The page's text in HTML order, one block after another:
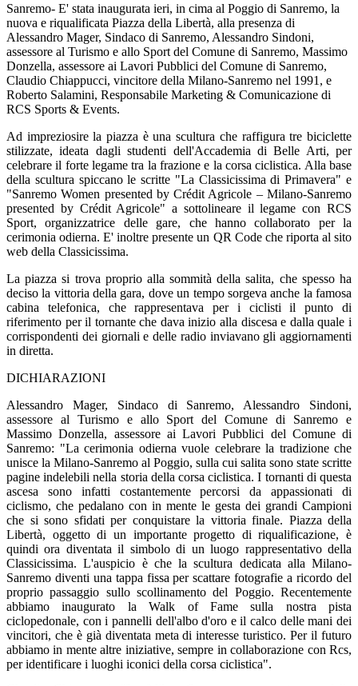
Sanremo- E' stata inaugurata ieri, in cima al Poggio di Sanremo, la
nuova e riqualificata Piazza della Libertà, alla presenza di
Alessandro Mager, Sindaco di Sanremo, Alessandro Sindoni,
assessore al Turismo e allo Sport del Comune di Sanremo, Massimo
Donzella, assessore ai Lavori Pubblici del Comune di Sanremo,
Claudio Chiappucci, vincitore della Milano-Sanremo nel 1991, e
Roberto Salamini, Responsabile Marketing & Comunicazione di
RCS Sports & Events.
Ad impreziosire la piazza è una scultura che raffigura tre biciclette
stilizzate, ideata dagli studenti dell'Accademia di Belle Arti, per
celebrare il forte legame tra la frazione e la corsa ciclistica. Alla base
della scultura spiccano le scritte "La Classicissima di Primavera" e
"Sanremo Women presented by Crédit Agricole – Milano-Sanremo
presented by Crédit Agricole" a sottolineare il legame con RCS
Sport, organizzatrice delle gare, che hanno collaborato per la
cerimonia odierna. E' inoltre presente un QR Code che riporta al sito
web della Classicissima.
La piazza si trova proprio alla sommità della salita, che spesso ha
deciso la vittoria della gara, dove un tempo sorgeva anche la famosa
cabina telefonica, che rappresentava per i ciclisti il punto di
riferimento per il tornante che dava inizio alla discesa e dalla quale i
corrispondenti dei giornali e delle radio inviavano gli aggiornamenti
in diretta.
DICHIARAZIONI
Alessandro Mager, Sindaco di Sanremo, Alessandro Sindoni,
assessore al Turismo e allo Sport del Comune di Sanremo e
Massimo Donzella, assessore ai Lavori Pubblici del Comune di
Sanremo: "La cerimonia odierna vuole celebrare la tradizione che
unisce la Milano-Sanremo al Poggio, sulla cui salita sono state scritte
pagine indelebili nella storia della corsa ciclistica. I tornanti di questa
ascesa sono infatti costantemente percorsi da appassionati di
ciclismo, che pedalano con in mente le gesta dei grandi Campioni
che si sono sfidati per conquistare la vittoria finale. Piazza della
Libertà, oggetto di un importante progetto di riqualificazione, è
quindi ora diventata il simbolo di un luogo rappresentativo della
Classicissima. L'auspicio è che la scultura dedicata alla Milano-
Sanremo diventi una tappa fissa per scattare fotografie a ricordo del
proprio passaggio sullo scollinamento del Poggio. Recentemente
abbiamo inaugurato la Walk of Fame sulla nostra pista
ciclopedonale, con i pannelli dell'albo d'oro e il calco delle mani dei
vincitori, che è già diventata meta di interesse turistico. Per il futuro
abbiamo in mente altre iniziative, sempre in collaborazione con Rcs,
per identificare i luoghi iconici della corsa ciclistica".